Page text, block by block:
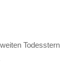
Todesstern